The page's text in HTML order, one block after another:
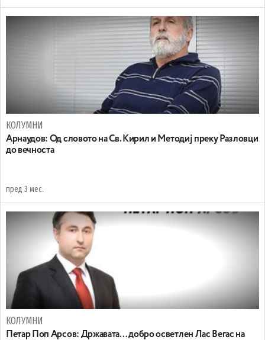
КОЛУМНИ
Арнаудов: Од словото на Св. Кирил и Методиј преку Разловци
до вечноста
пред 3 мес.
КОЛУМНИ
Петар Поп Арсов: Државата… добро осветлен Лас Вегас на